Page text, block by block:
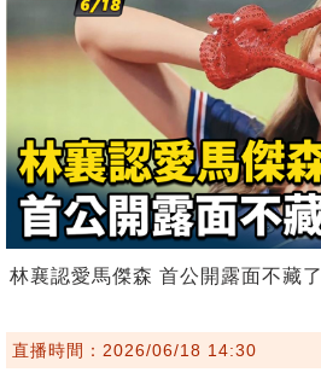
林襄認愛馬傑森 首公開露面不藏了
直播時間：2026/06/18 14:30